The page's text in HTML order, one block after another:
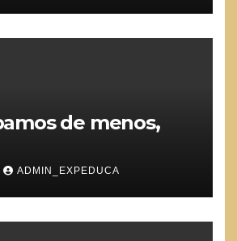
de menos,
ADMIN_EXPEDUCA